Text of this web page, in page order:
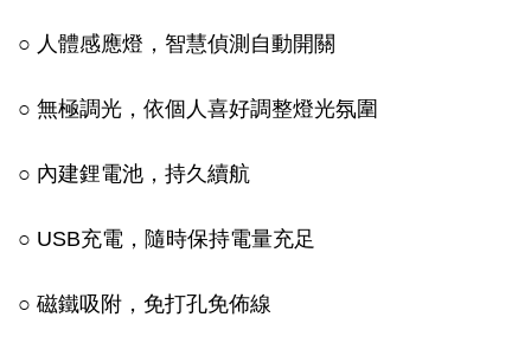
○ 人體感應燈，智慧偵測自動開關
○ 無極調光，依個人喜好調整燈光氛圍
○ 內建鋰電池，持久續航
○ USB充電，隨時保持電量充足
○ 磁鐵吸附，免打孔免佈線